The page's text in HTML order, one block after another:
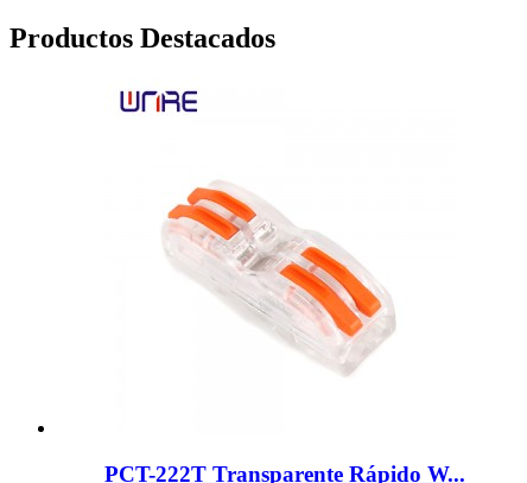
Productos Destacados
PCT-222T Transparente Rápido W...